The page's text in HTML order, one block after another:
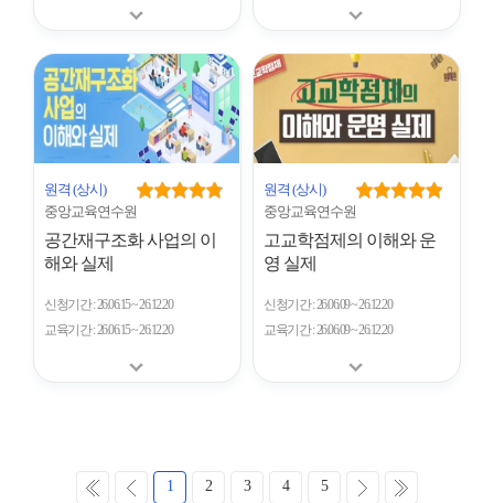
원격 (상시)
중앙교육연수원
공간재구조화 사업의 이
해와 실제
신청기간 26.06.15 ~ 26.12.20
교육기간 26.06.15 ~ 26.12.20
원격 (상시)
중앙교육연수원
고교학점제의 이해와 운
영 실제
신청기간 26.06.09 ~ 26.12.20
교육기간 26.06.09 ~ 26.12.20
처 이 1 2 3 4 5 다 마